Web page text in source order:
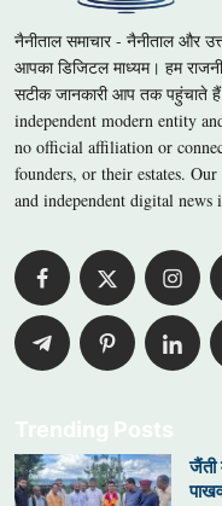
नैनीताल समाचार - नैनीताल और
आपका डिजिटल माध्यम। हम
सटीक जानकारी आप तक पहुंचाते
independent modern entity
no official affiliation or
founders, or their estates.
and independent digital
Trending Posts
जैंती